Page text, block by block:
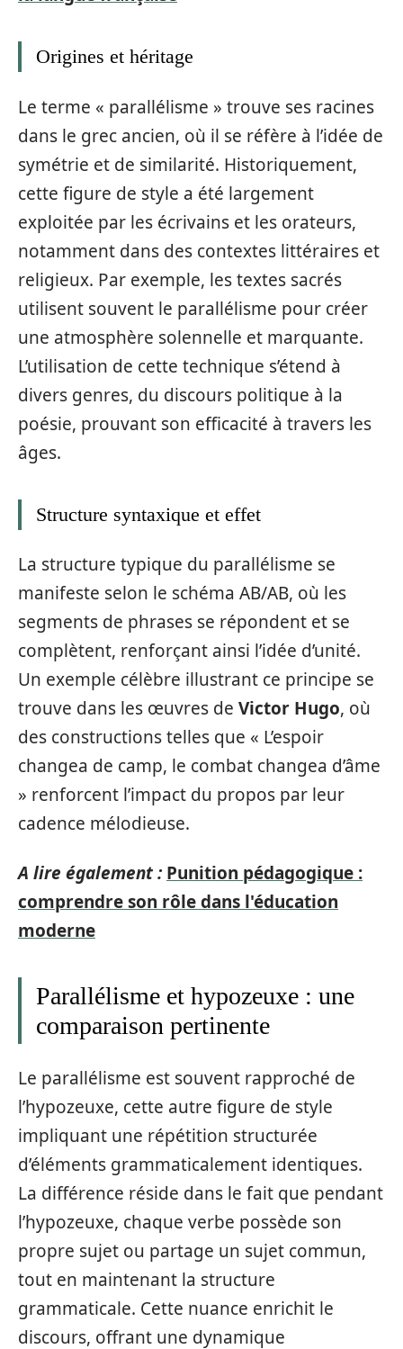
Origines et héritage
Le terme « parallélisme » trouve ses racines
dans le grec ancien, où il se réfère à l’idée de
symétrie et de similarité. Historiquement,
cette figure de style a été largement
exploitée par les écrivains et les orateurs,
notamment dans des contextes littéraires et
religieux. Par exemple, les textes sacrés
utilisent souvent le parallélisme pour créer
une atmosphère solennelle et marquante.
L’utilisation de cette technique s’étend à
divers genres, du discours politique à la
poésie, prouvant son efficacité à travers les
âges.
Structure syntaxique et effet
La structure typique du parallélisme se
manifeste selon le schéma AB/AB, où les
segments de phrases se répondent et se
complètent, renforçant ainsi l’idée d’unité.
Un exemple célèbre illustrant ce principe se
trouve dans les œuvres de Victor Hugo, où
des constructions telles que « L’espoir
changea de camp, le combat changea d’âme
» renforcent l’impact du propos par leur
cadence mélodieuse.
A lire également : Punition pédagogique :
comprendre son rôle dans l'éducation
moderne
Parallélisme et hypozeuxe : une
comparaison pertinente
Le parallélisme est souvent rapproché de
l’hypozeuxe, cette autre figure de style
impliquant une répétition structurée
d’éléments grammaticalement identiques.
La différence réside dans le fait que pendant
l’hypozeuxe, chaque verbe possède son
propre sujet ou partage un sujet commun,
tout en maintenant la structure
grammaticale. Cette nuance enrichit le
discours, offrant une dynamique